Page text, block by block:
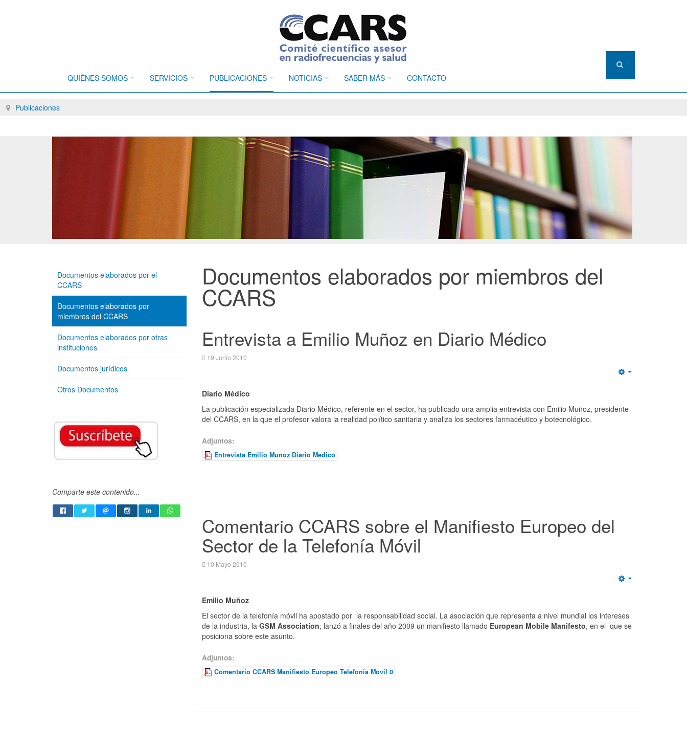
QUIÉNES SOMOS SERVICIOS PUBLICACIONES NOTICIAS SABER MÁS CONTACTO
Publicaciones
Documentos elaborados por miembros del
CCARS
Entrevista a Emilio Muñoz en Diario Médico
19 Junio 2010
Diario Médico
La publicación especializada Diario Médico, referente en el sector, ha publicado una amplia entrevista con Emilio Muñoz, presidente
del CCARS, en la que el profesor valora la realidad político sanitaria y analiza los sectores farmacéutico y botecnológico.
Adjuntos:
Entrevista Emilio Munoz Diario Medico
Comentario CCARS sobre el Manifiesto Europeo del
Sector de la Telefonía Móvil
10 Mayo 2010
Emilio Muñoz
El sector de la telefonía móvil ha apostado por la responsabilidad social. La asociación que representa a nivel mundial los intereses
de la industria, la GSM Association, lanzó a finales del año 2009 un manifiesto llamado European Mobile Manifesto, en el que se
posiciona sobre este asunto.
Adjuntos:
Comentario CCARS Manifiesto Europeo Telefonia Movil 0
Documentos elaborados por el
CCARS
Documentos elaborados por
miembros del CCARS
Documentos elaborados por otras
instituciones
Documentos jurídicos
Otros Documentos
Comparte este contenido...